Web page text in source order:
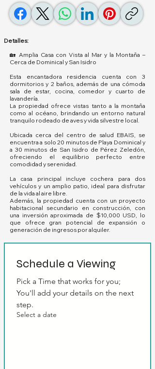
Detalles:
🏡 Amplia Casa con Vista al Mar y la Montaña –
Cerca de Dominical y San Isidro
Esta encantadora residencia cuenta con 3
dormitorios y 2 baños, además de una cómoda
sala de estar, cocina, comedor y cuarto de
lavandería.
La propiedad ofrece vistas tanto a la montaña
como al océano, brindando un entorno natural
tranquilo rodeado de aves y vida silvestre local.
Ubicada cerca del centro de salud EBAIS, se
encuentra a solo 20 minutos de Playa Dominical y
a 30 minutos de San Isidro de Pérez Zeledón,
ofreciendo el equilibrio perfecto entre
comodidad y serenidad.
La casa principal incluye cochera para dos
vehículos y un amplio patio, ideal para disfrutar
de la vida al aire libre.
Además, la propiedad cuenta con un proyecto
habitacional secundario en construcción, con
una inversión aproximada de $10,000 USD, lo
que ofrece gran potencial de expansión o
generación de ingresos por alquiler.
Schedule a Viewing
Pick a Time that works for you;
You'll add your details on the next
step.
Select a date